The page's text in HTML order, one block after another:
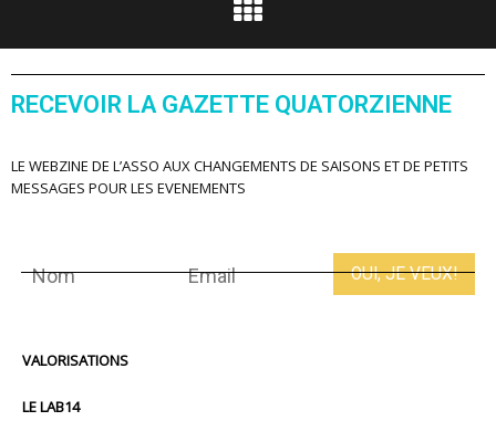
RECEVOIR LA GAZETTE QUATORZIENNE
LE WEBZINE DE L’ASSO AUX CHANGEMENTS DE SAISONS ET DE PETITS
MESSAGES POUR LES EVENEMENTS
VALORISATIONS
LE LAB14